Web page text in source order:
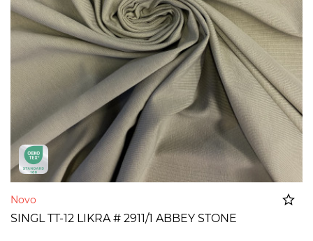
Novo
SINGL TT-12 LIKRA # 2911/1 ABBEY STONE